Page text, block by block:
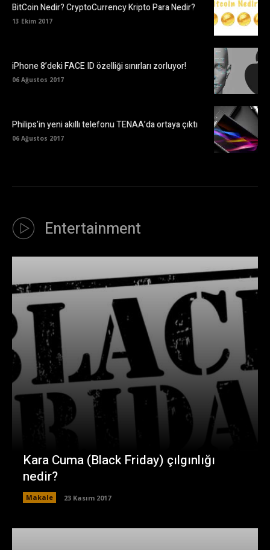
BitCoin Nedir? CryptoCurrency Kripto Para Nedir?
13 Ekim 2017
iPhone 8’deki FACE ID özelliği sınırları zorluyor!
06 Ağustos 2017
Philips’in yeni akıllı telefonu TENAA’da ortaya çıktı
06 Ağustos 2017
Entertainment
Kara Cuma (Black Friday) çılgınlığı
nedir?
Makale 23 Kasım 2017